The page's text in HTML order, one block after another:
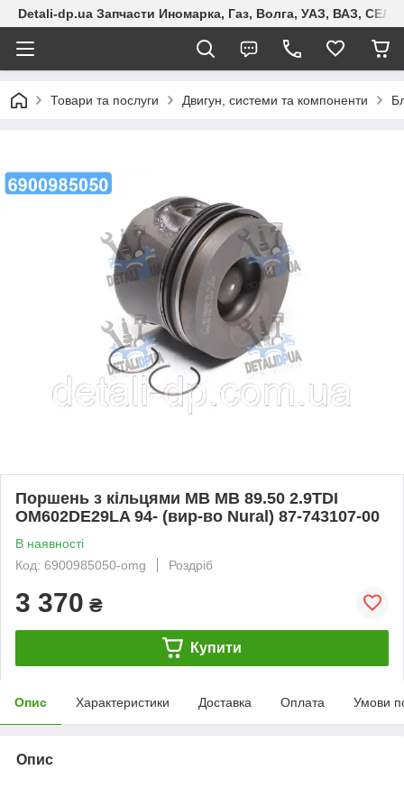
Detali-dp.ua Запчасти Иномарка, Газ, Волга, УАЗ, ВАЗ,
Товари та послуги Двигун, системи та компоненти
Поршень з кільцями MB MB 89.50 2.9TDI
OM602DE29LA 94- (вир-во Nural) 87-743107-00
В наявності
Код: 6900985050-omg
Роздріб
3 370 ₴
Купити
Опис Характеристики Доставка Оплата Умови
Опис